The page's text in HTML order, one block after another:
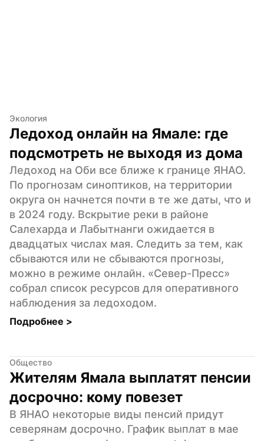
Экология
Ледоход онлайн на Ямале: где
подсмотреть не выходя из дома
Ледоход на Оби все ближе к границе ЯНАО.
По прогнозам синоптиков, на территории
округа он начнется почти в те же даты, что и
в 2024 году. Вскрытие реки в районе
Салехарда и Лабытнанги ожидается в
двадцатых числах мая. Следить за тем, как
сбываются или не сбываются прогнозы,
можно в режиме онлайн. «Север-Пресс»
собрал список ресурсов для оперативного
наблюдения за ледоходом.
Подробнее >
Общество
Жителям Ямала выплатят пенсии
досрочно: кому повезет
В ЯНАО некоторые виды пенсий придут
северянам досрочно. График выплат в мае